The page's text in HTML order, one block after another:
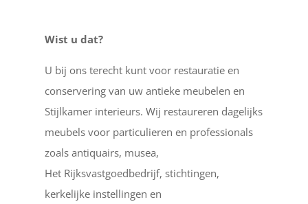
Wist u dat?
U bij ons terecht kunt voor restauratie en
conservering van uw antieke meubelen en
Stijlkamer interieurs. Wij restaureren dagelijks
meubels voor particulieren en professionals
zoals antiquairs, musea,
Het Rijksvastgoedbedrijf, stichtingen,
kerkelijke instellingen en